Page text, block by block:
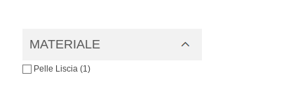
MATERIALE
Pelle Liscia (1)